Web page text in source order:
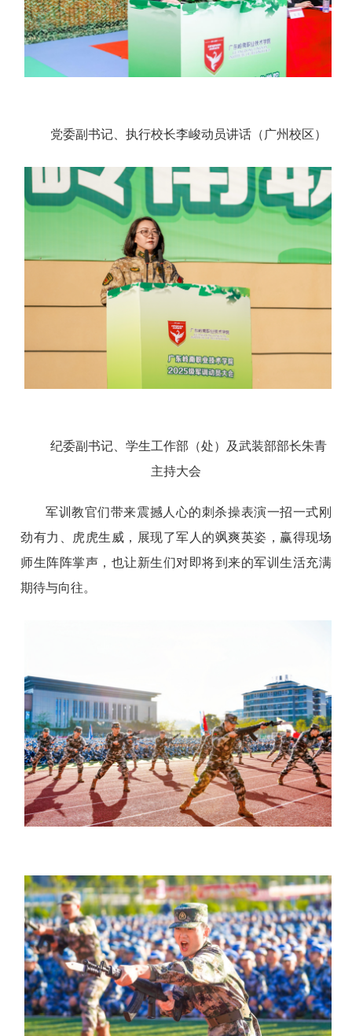
党委副书记、执行校长李峻动员讲话（广州校区）
纪委副书记、学生工作部（处）及武装部部长朱青
主持大会
军训教官们带来震撼人心的刺杀操表演一招一式刚
劲有力、虎虎生威，展现了军人的飒爽英姿，赢得现场
师生阵阵掌声，也让新生们对即将到来的军训生活充满
期待与向往。